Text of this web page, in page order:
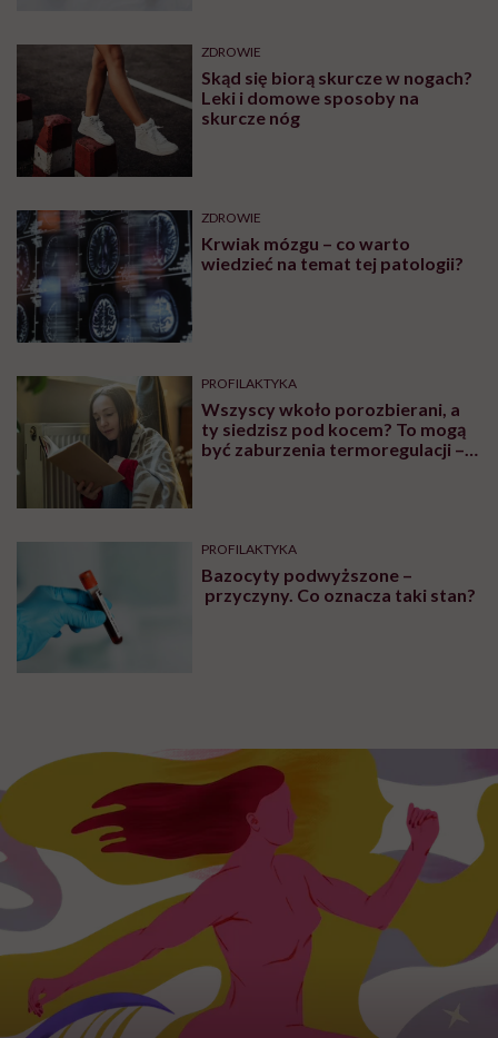
ZDROWIE
Skąd się biorą skurcze w nogach?
Leki i domowe sposoby na
skurcze nóg
ZDROWIE
Krwiak mózgu – co warto
wiedzieć na temat tej patologii?
PROFILAKTYKA
Wszyscy wkoło porozbierani, a
ty siedzisz pod kocem? To mogą
być zaburzenia termoregulacji –
PROFILAKTYKA
Bazocyty podwyższone –
przyczyny. Co oznacza taki stan?